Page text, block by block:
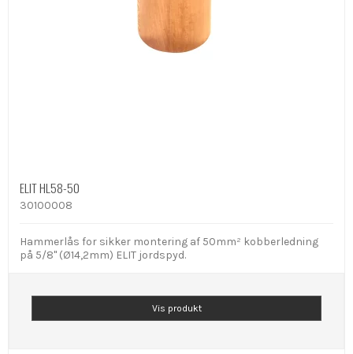
ELIT HL58-50
30100008
Hammerlås for sikker montering af 50mm² kobberledning
på 5/8" (Ø14,2mm) ELIT jordspyd.
Vis produkt